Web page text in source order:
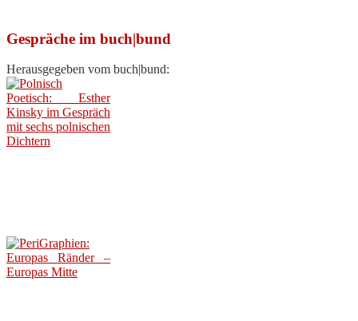
Gespräche im buch|bund
Herausgegeben vom buch|bund: